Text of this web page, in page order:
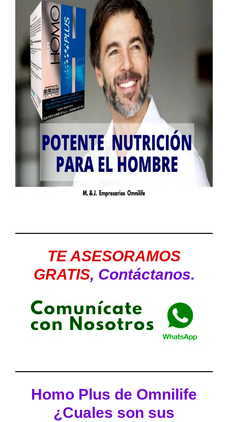
TE ASESORAMOS
GRATIS, Contáctanos.
Homo Plus de Omnilife
¿Cuales son sus